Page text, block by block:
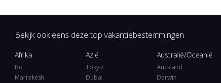
Bekijk ook eens deze top vakantiebestemmingen
Afrika
Bo
Marrakesh
Azië
Tokyo
Dubai
Australië/Oceanië
Auckland
Darwin